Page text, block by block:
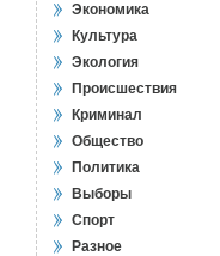
Экономика
Культура
Экология
Происшествия
Криминал
Общество
Политика
Выборы
Спорт
Разное